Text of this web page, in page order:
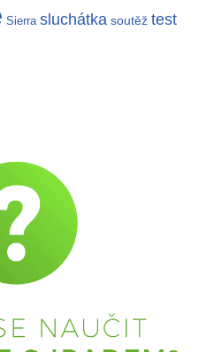
Sierra sluchátka soutěž test